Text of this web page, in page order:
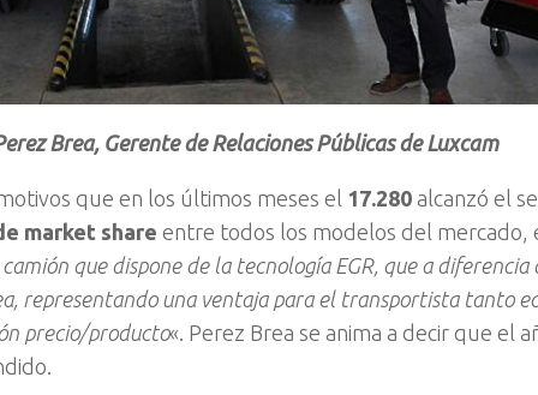
Brea, Gerente de Relaciones Públicas de Luxcam
que en los últimos meses el 17.280 alcanzó el
market share entre todos los modelos del mercado,
que dispone de la tecnología EGR, que a diferencia
representando una ventaja para el transportista tanto
precio/producto«. Perez Brea se anima a decir que el